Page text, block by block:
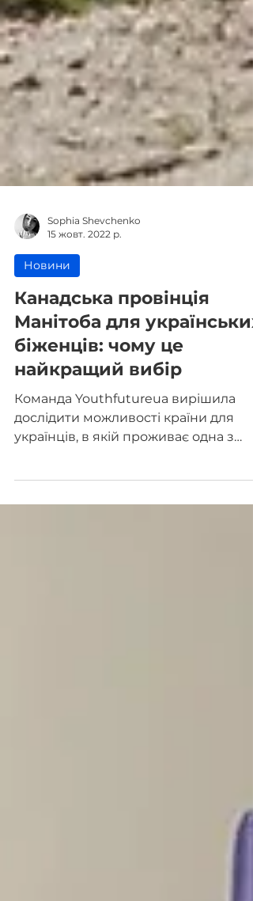
15 жовт. 2022 р.
Новини
Канадська провінція
Манітоба для українських
біженців: чому це
найкращий вибір
Команда Youthfutureua вирішила
дослідити можливості країни для
найбільших наших діаспор, - Канади.